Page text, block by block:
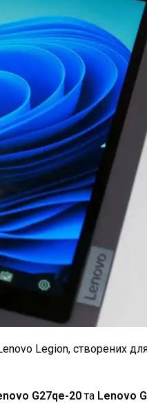
Legion, створених
G27qe-20та Lenovo